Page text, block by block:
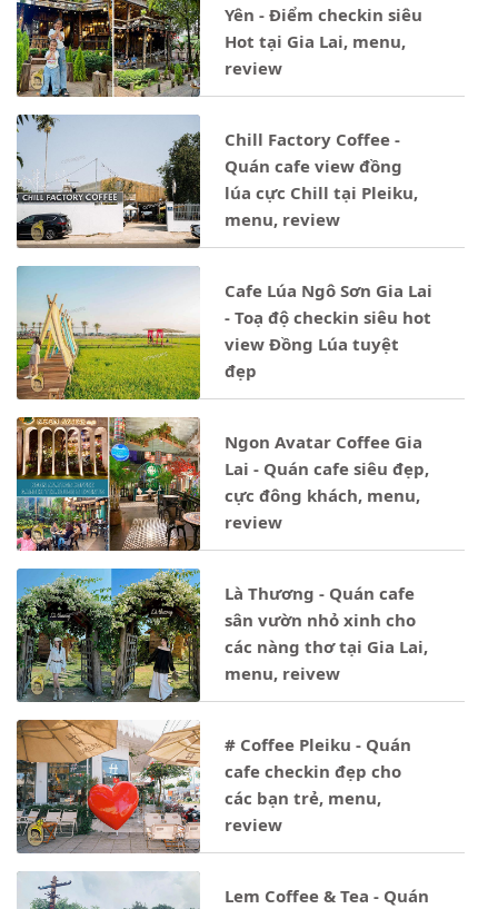
Yên - Điểm checkin siêu
Hot tại Gia Lai, menu,
review
Chill Factory Coffee -
Quán cafe view đồng
lúa cực Chill tại Pleiku,
menu, review
Cafe Lúa Ngô Sơn Gia Lai
- Toạ độ checkin siêu hot
view Đồng Lúa tuyệt
đẹp
Ngon Avatar Coffee Gia
Lai - Quán cafe siêu đẹp,
cực đông khách, menu,
review
Là Thương - Quán cafe
sân vườn nhỏ xinh cho
các nàng thơ tại Gia Lai,
menu, reivew
# Coffee Pleiku - Quán
cafe checkin đẹp cho
các bạn trẻ, menu,
review
Lem Coffee & Tea - Quán